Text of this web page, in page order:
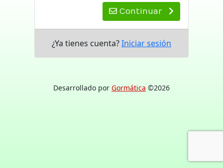
Continuar
¿Ya tienes cuenta?Iniciar sesión
Desarrollado por Gormática ©2026